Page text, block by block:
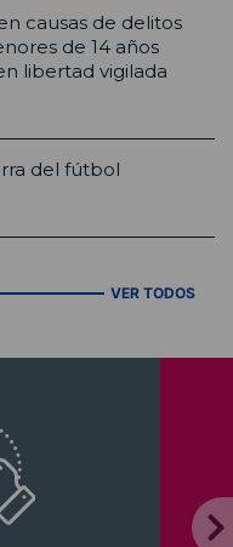
causas de delitos
de 14 años
libertad vigilada
del fútbol
VER TODOS